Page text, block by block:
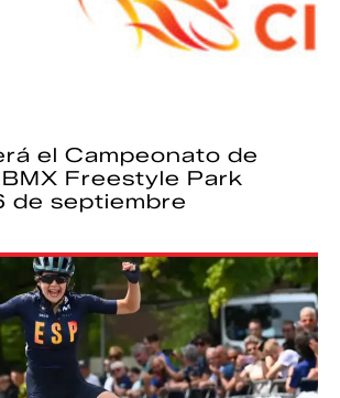
el Campeonato de
Freestyle Park
de septiembre